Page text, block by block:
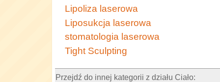
Lipoliza laserowa
Liposukcja laserowa
stomatologia laserowa
Tight Sculpting
Przejdź do innej kategorii z działu Ciało: